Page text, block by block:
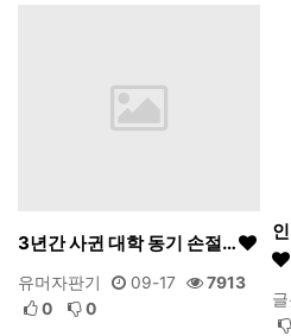
3년간 사귄 대학 동기 손절…
유머자판기 09-17
7913
0
0